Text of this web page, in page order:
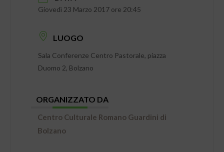
Giovedì 23 Marzo 2017 ore 20:45
LUOGO
Sala Conferenze Centro Pastorale, piazza
Duomo 2, Bolzano
ORGANIZZATO DA
Centro Culturale Romano Guardini di
Bolzano